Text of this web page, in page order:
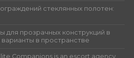
стеклянных полотен:
прозрачных конструкций в
в пространстве
Companions is an escort agency